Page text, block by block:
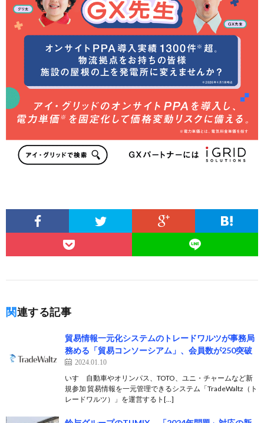
関連する記事
貿易情報一元化システムのトレードワルツが事務局
務める「貿易コンソーシアム」、会員数が250突破
2024.01.10
いすゞ自動車やオリンパス、TOTO、ユニ・チャームなど新
規参加 貿易情報を一元管理できるシステム「TradeWaltz（ト
レードワルツ）」を運営するト[…]